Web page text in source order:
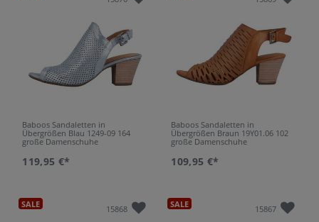
Baboos Sandaletten in
Übergrößen Blau 1249-09 164
große Damenschuhe
119,95 €*
Baboos Sandaletten in
Übergrößen Braun 19Y01.06 102
große Damenschuhe
109,95 €*
SALE 15868 SALE 15867